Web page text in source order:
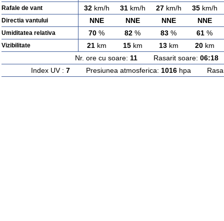
Rafale de vant 32km/h 31km/h 27km/h 35km/h
Directia vantului NNE NNE NNE NNE
Umiditatea relativa 70 % 82 % 83 % 61 %
Vizibilitate 21km 15km 13km 20km
Nr. ore cu soare: 11 Rasarit soare: 06:18
Index UV : 7Presiunea atmosferica: 1016hpa